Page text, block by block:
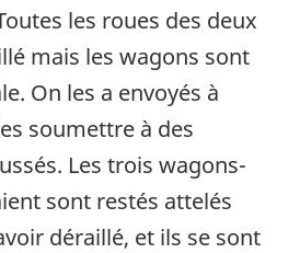
les roues des deux
mais les wagons sont
On les a envoyés à
soumettre à des
Les trois wagons-
sont restés attelés
déraillé, et ils se sont